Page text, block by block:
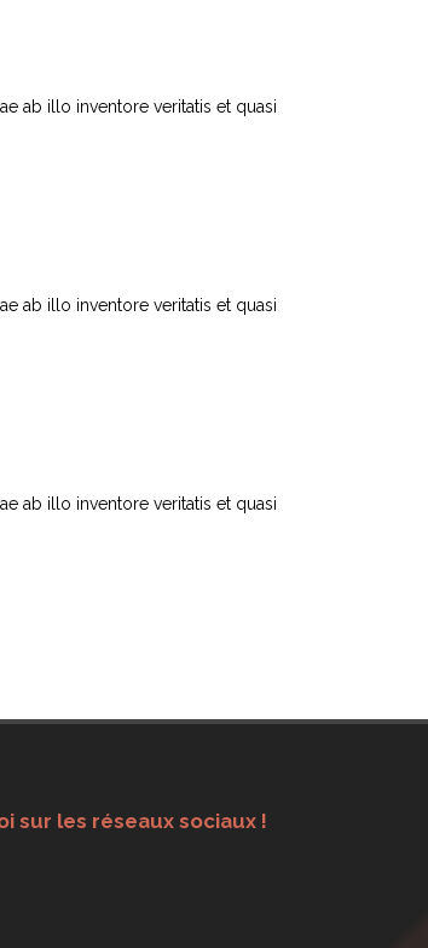
ab illo inventore veritatis et quasi
ab illo inventore veritatis et quasi
ab illo inventore veritatis et quasi
sur les réseaux sociaux !